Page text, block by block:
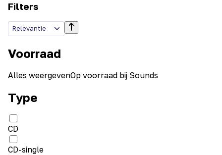
Filters
Relevantie
Voorraad
Alles weergevenOp voorraad bij Sounds
Type
CD
CD-single